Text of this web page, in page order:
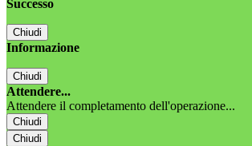
Successo
Chiudi
Informazione
Chiudi
Attendere...
Attendere il completamento dell'operazione...
Chiudi
Chiudi